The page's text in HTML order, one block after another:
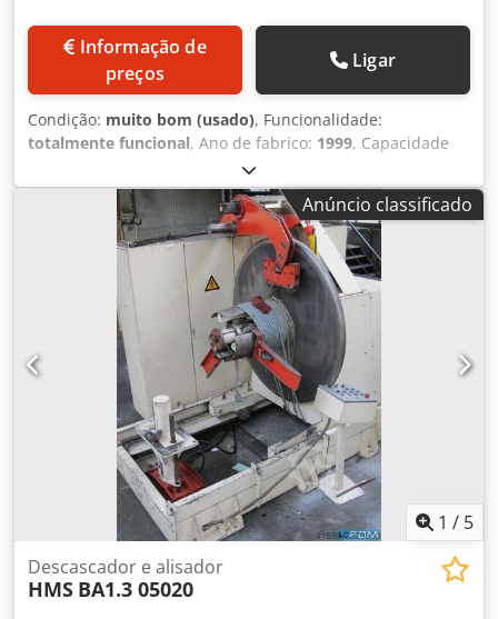
preços
Ligar
Condição: muito bom (usado), Funcionalidade:
totalmente funcional, Ano de fabrico: 1999, Capacidade
de carga: 150kg Largura de banda: máx. 100 mm Diâmetro
da bobina: máx. 1.200 mm Faixa de espalhamento: 320 ...
520 mm Chodpfxeh T Ducs Aidsa Execução: • Carretel
montado em estrutura móvel • Arruela de contato traseira,
anel limitador dianteiro • freio ajustável manualmente
Anúncio classificado
1 / 5
Descascador e alisador
HMS BA1.3 05020